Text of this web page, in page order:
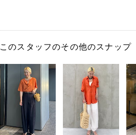
このスタッフのその他のスナップ